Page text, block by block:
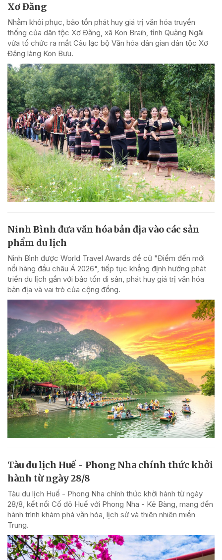
Xơ Đăng
Nhằm khôi phục, bảo tồn phát huy giá trị văn hóa truyền
thống của dân tộc Xơ Đăng, xã Kon Braih, tỉnh Quảng Ngãi
vừa tổ chức ra mắt Câu lạc bộ Văn hóa dân gian dân tộc Xơ
Đăng làng Kon Bưu.
Ninh Bình đưa văn hóa bản địa vào các sản
phẩm du lịch
Ninh Bình được World Travel Awards đề cử "Điểm đến mới
nổi hàng đầu châu Á 2026", tiếp tục khẳng định hướng phát
triển du lịch gắn với bảo tồn di sản, phát huy giá trị văn hóa
bản địa và vai trò của cộng đồng.
Tàu du lịch Huế - Phong Nha chính thức khởi
hành từ ngày 28/8
Tàu du lịch Huế - Phong Nha chính thức khởi hành từ ngày
28/8, kết nối Cố đô Huế với Phong Nha - Kẻ Bàng, mang đến
hành trình khám phá văn hóa, lịch sử và thiên nhiên miền
Trung.